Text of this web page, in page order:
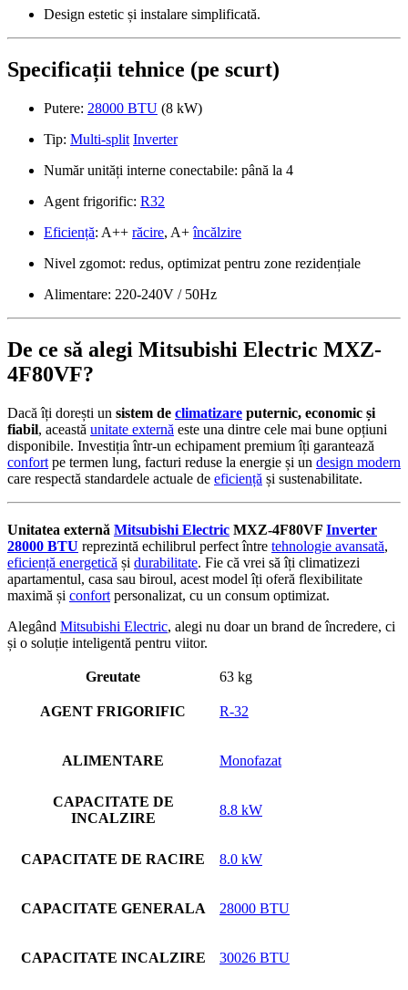
Design estetic și instalare simplificată.
Specificații tehnice (pe scurt)
Putere: 28000 BTU (8 kW)
Tip: Multi-split Inverter
Număr unități interne conectabile: până la 4
Agent frigorific: R32
Eficiență: A++ răcire, A+încălzire
Nivel zgomot: redus, optimizat pentru zone rezidențiale
Alimentare: 220-240V / 50Hz
De ce să alegi Mitsubishi Electric MXZ-
4F80VF?
Dacă îți dorești un sistem de climatizare puternic, economic și
fiabil, această unitate externă este una dintre cele mai bune opțiuni
disponibile. Investiția într-un echipament premium îți garantează
confort pe termen lung, facturi reduse la energie și un design modern
care respectă standardele actuale de eficiență și sustenabilitate.
Unitatea externă Mitsubishi Electric MXZ-4F80VF Inverter
28000 BTU reprezintă echilibrul perfect între tehnologie avansată,
eficiență energetică și durabilitate. Fie că vrei să îți climatizezi
apartamentul, casa sau biroul, acest model îți oferă flexibilitate
maximă și confort personalizat, cu un consum optimizat.
Alegând Mitsubishi Electric, alegi nu doar un brand de încredere, ci
și o soluție inteligentă pentru viitor.
Greutate 63 kg
AGENT FRIGORIFIC R-32
ALIMENTARE Monofazat
CAPACITATE DE
INCALZIRE
8.8 kW
CAPACITATE DE RACIRE 8.0 kW
CAPACITATE GENERALA 28000 BTU
CAPACITATE INCALZIRE 30026 BTU